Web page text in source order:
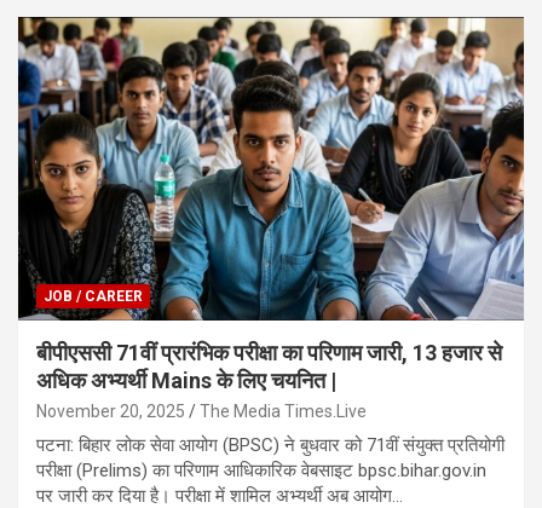
JOB / CAREER
बीपीएससी 71वीं प्रारंभिक परीक्षा का परिणाम जारी, 13 हजार से
अधिक अभ्यर्थी Mains के लिए चयनित |
November 20, 2025 The Media Times.Live
पटना: बिहार लोक सेवा आयोग (BPSC) ने बुधवार को 71वीं संयुक्त प्रतियोगी
परीक्षा (Prelims) का परिणाम आधिकारिक वेबसाइट bpsc.bihar.gov.in
पर जारी कर दिया है। परीक्षा में शामिल अभ्यर्थी अब आयोग…